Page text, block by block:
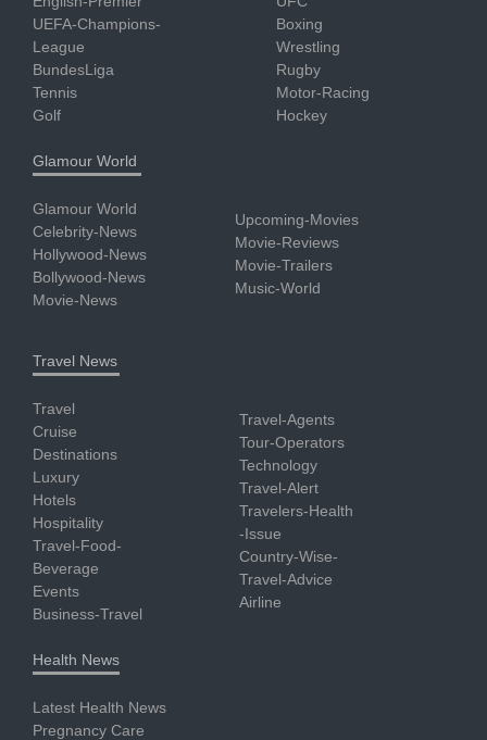
UEFA-Champions-
League
BundesLiga
Tennis
Golf
Boxing
Wrestling
Rugby
Motor-Racing
Hockey
Glamour World
Glamour World
Celebrity-News
Hollywood-News
Bollywood-News
Movie-News
Upcoming-Movies
Movie-Reviews
Movie-Trailers
Music-World
Travel News
Travel
Cruise
Destinations
Luxury
Hotels
Hospitality
Travel-Food-
Beverage
Events
Business-Travel
Travel-Agents
Tour-Operators
Technology
Travel-Alert
Travelers-Health
-Issue
Country-Wise-
Travel-Advice
Airline
Health News
Latest Health News
Pregnancy Care